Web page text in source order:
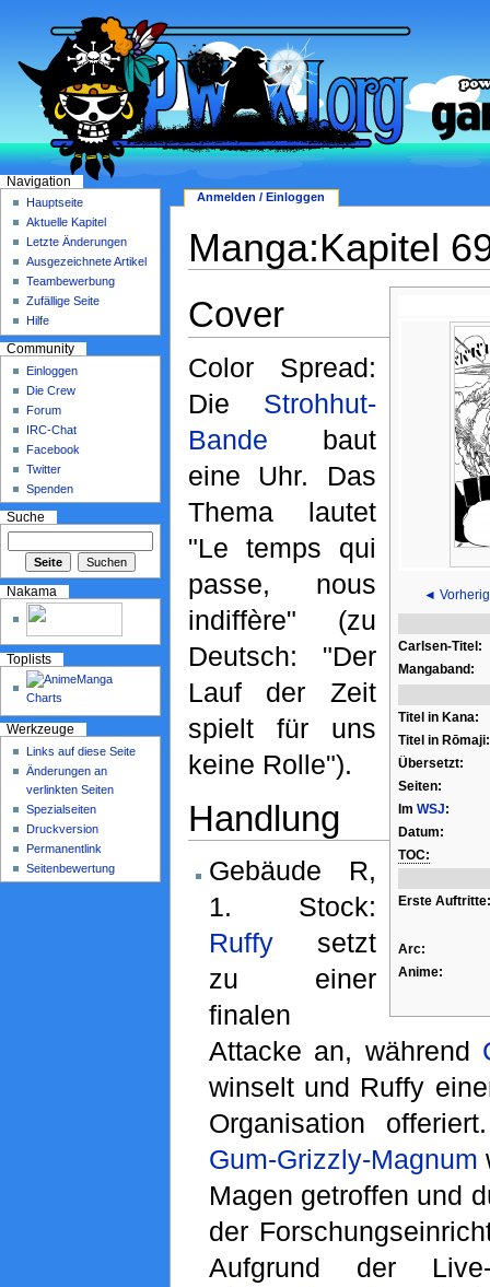
Manga:Kapitel
◄
Carlsen-Titel:
Mangaband:
Titel in Kana:
Titel in Rōmaji:
Übersetzt:
Seiten:
Im WSJ:
Datum:
TOC:
Erste Auftritte:
Arc:
Anime:
Cover
Color Spread:
Die Strohhut-
Bande baut
eine Uhr. Das
Thema lautet
"Le temps qui
passe, nous
indiffère" (zu
Deutsch: "Der
Lauf der Zeit
spielt für uns
keine Rolle").
Handlung
Gebäude R,
1. Stock:
Ruffysetzt
zu einer
finalen
Attacke an, während
winselt und Ruffy
Organisation
Gum-Grizzly-Magnum
Magen getroffen und
der
Aufgrund der
Anmelden / Einloggen
Navigation
Hauptseite
Aktuelle Kapitel
Letzte Änderungen
Ausgezeichnete Artikel
Teambewerbung
Zufällige Seite
Hilfe
Community
Einloggen
Die Crew
Forum
IRC-Chat
Facebook
Twitter
Spenden
Suche
Nakama
Toplists
Werkzeuge
Links auf diese Seite
Änderungen an
verlinkten Seiten
Spezialseiten
Druckversion
Permanentlink
Seitenbewertung